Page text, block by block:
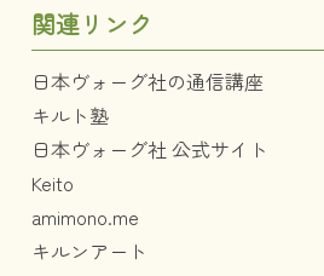
関連リンク
日本ヴォーグ社の通信講座
キルト塾
日本ヴォーグ社 公式サイト
Keito
amimono.me
キルンアート